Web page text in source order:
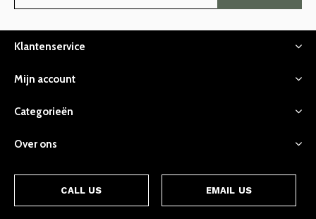
Klantenservice
Mijn account
Categorieën
Over ons
CALL US EMAIL US